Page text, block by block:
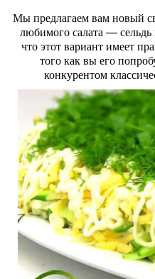
Мы предлагаем вам новый
любимого салата —
что этот вариант имеет
того как вы его
конкурентом